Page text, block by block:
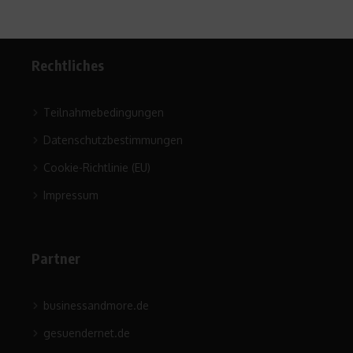
Rechtliches
Teilnahmebedingungen
Datenschutzbestimmungen
Cookie-Richtlinie (EU)
Impressum
Partner
businessandmore.de
gesuendernet.de